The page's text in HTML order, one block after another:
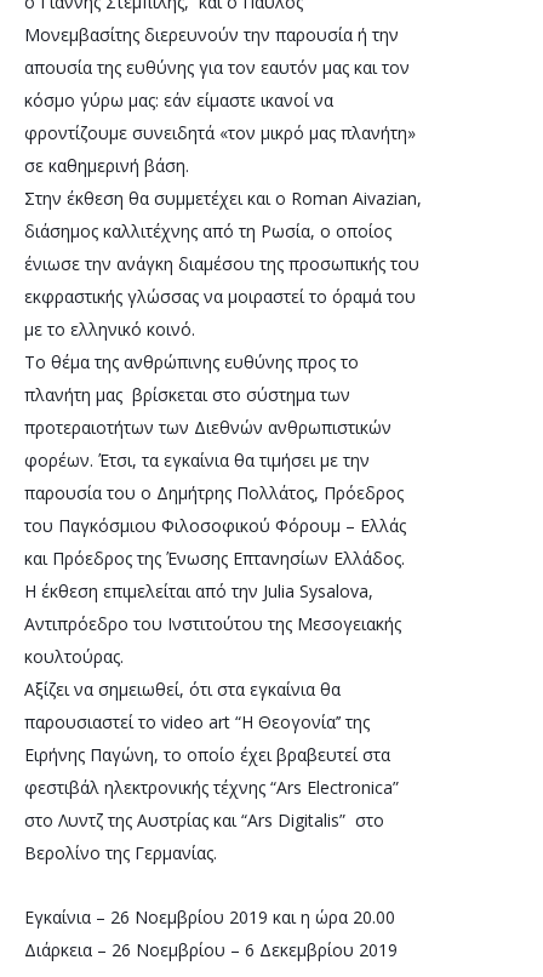
Μονεμβασίτης διερευνούν την παρουσία ή την
απουσία της ευθύνης για τον εαυτόν μας και τον
κόσμο γύρω μας: εάν είμαστε ικανοί να
φροντίζουμε συνειδητά «τον μικρό μας πλανήτη»
σε καθημερινή βάση.
Στην έκθεση θα συμμετέχει και ο Roman Aivazian,
διάσημος καλλιτέχνης από τη Ρωσία, ο οποίος
ένιωσε την ανάγκη διαμέσου της προσωπικής του
εκφραστικής γλώσσας να μοιραστεί το όραμά του
με το ελληνικό κοινό.
Το θέμα της ανθρώπινης ευθύνης προς το
πλανήτη μας  βρίσκεται στο σύστημα των
προτεραιοτήτων των Διεθνών ανθρωπιστικών
φορέων. Έτσι, τα εγκαίνια θα τιμήσει με την
παρουσία του ο Δημήτρης Πολλάτος, Πρόεδρος
του Παγκόσμιου Φιλοσοφικού Φόρουμ – Ελλάς
και Πρόεδρος της Ένωσης Επτανησίων Ελλάδος.
Η έκθεση επιμελείται από την Julia Sysalova,
Αντιπρόεδρο του Ινστιτούτου της Μεσογειακής
κουλτούρας.
Αξίζει να σημειωθεί, ότι στα εγκαίνια θα
παρουσιαστεί το video art “Η Θεογονία’’ της
Ειρήνης Παγώνη, το οποίο έχει βραβευτεί στα
φεστιβάλ ηλεκτρονικής τέχνης “Ars Electronica”
στο Λυντζ της Αυστρίας και “Ars Digitalis”  στο
Βερολίνο της Γερμανίας.
Εγκαίνια – 26 Νοεμβρίου 2019 και η ώρα 20.00
Διάρκεια – 26 Νοεμβρίου – 6 Δεκεμβρίου 2019